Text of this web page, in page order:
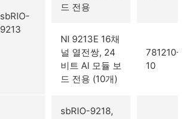
sbRIO-
9213
드 전용
NI 9213E 16채
널 열전쌍, 24
비트 AI 모듈 보
드 전용 (10개)
781210-
10
sbRIO-9218,